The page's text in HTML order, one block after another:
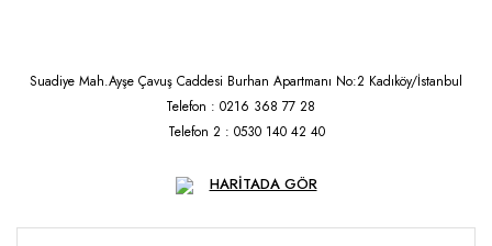
Suadiye Mah.Ayşe Çavuş Caddesi Burhan Apartmanı No:2 Kadıköy/İstanbul
Telefon : 0216 368 77 28
Telefon 2 : 0530 140 42 40
HARİTADA GÖR